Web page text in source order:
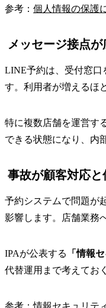
参考： 個人情報の保護
メッセージ接点
LINE予約は、受付窓口
す。利用者が増えるほ
特に複数店舗を運営す
できる状態になり、内
事故が顧客対応
予約システムで問題が
影響します。店舗業務
IPAが公表する 「情報
代替運用まで考えてお
参考：情報セキュリテ